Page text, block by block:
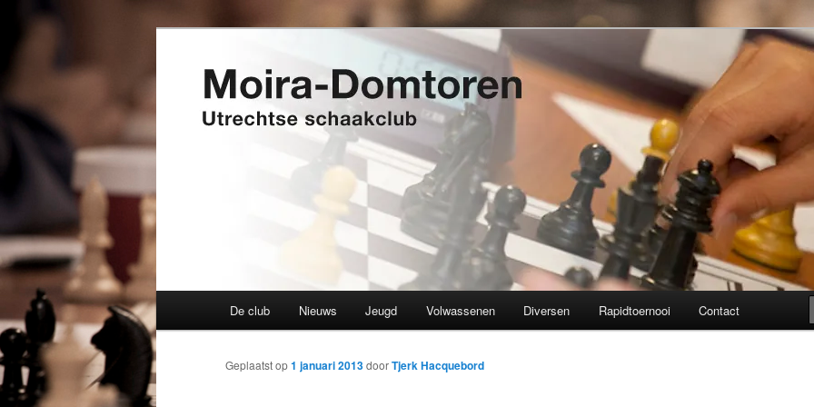
primaire
inhoud
Moira-Domtoren
Utrechtse schaakclub opgericht 1934
De club Nieuws Jeugd Volwassenen Diversen Rapidtoernooi Contact
Geplaatst op1 januari 2013doorTjerk Hacquebord